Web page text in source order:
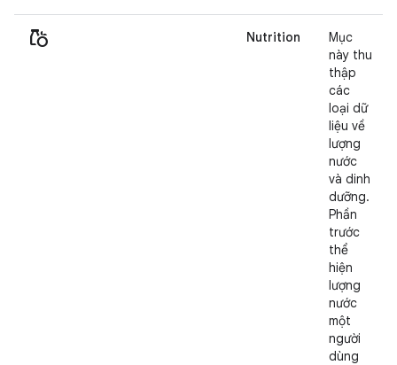
grocery Nutrition
Mục
này thu
thập
các
loại dữ
liệu về
lượng
nước
và dinh
dưỡng.
Phần
trước
thể
hiện
lượng
nước
một
người
dùng